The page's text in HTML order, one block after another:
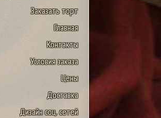
Заказать торт
Главная
Контакты
Условия заказа
Цены
Доставка
Дизайн соц. сетей